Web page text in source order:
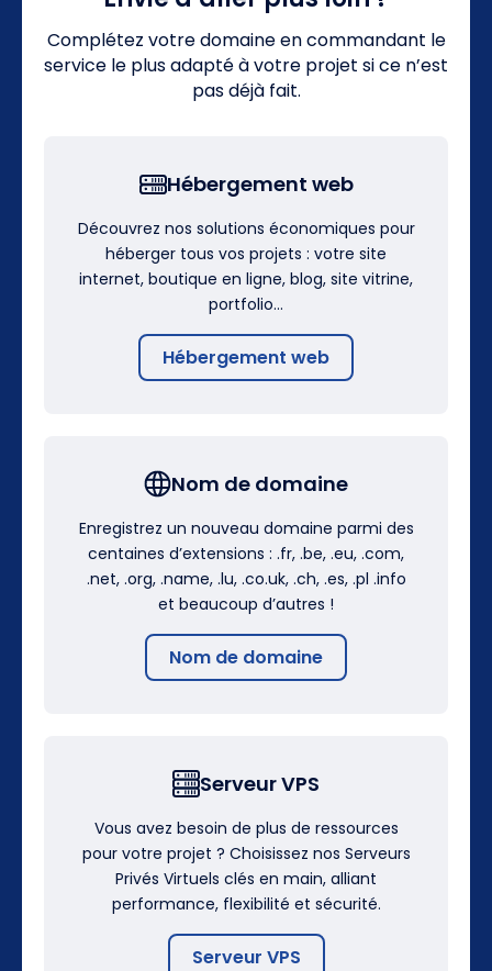
Complétez votre domaine en commandant le
service le plus adapté à votre projet si ce n’est
pas déjà fait.
Hébergement web
Découvrez nos solutions économiques pour
héberger tous vos projets : votre site
internet, boutique en ligne, blog, site vitrine,
portfolio…
Hébergement web
Nom de domaine
Enregistrez un nouveau domaine parmi des
centaines d’extensions : .fr, .be, .eu, .com,
.net, .org, .name, .lu, .co.uk, .ch, .es, .pl .info
et beaucoup d’autres !
Nom de domaine
Serveur VPS
Vous avez besoin de plus de ressources
pour votre projet ? Choisissez nos Serveurs
Privés Virtuels clés en main, alliant
performance, flexibilité et sécurité.
Serveur VPS